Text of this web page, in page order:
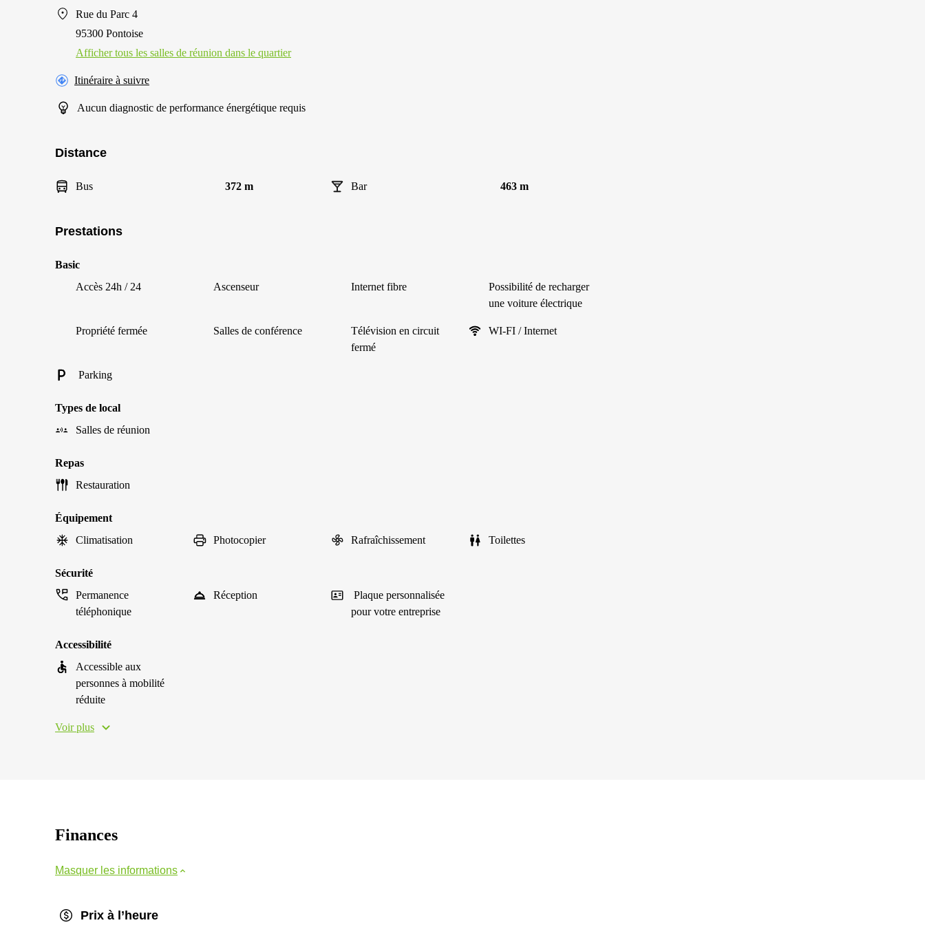
Rue du Parc 4
95300 Pontoise
Afficher tous les salles de réunion dans le quartier
Itinéraire à suivre
Aucun diagnostic de performance énergétique requis
Distance
Bus 372 m Bar 463 m
Prestations
Basic
Accès 24h / 24
Ascenseur Internet fibre
Possibilité de recharger
une voiture électrique
Propriété fermée Salles de conférence
Télévision en circuit
fermé
WI-FI / Internet
Parking
Types de local
Salles de réunion
Repas
Restauration
Équipement
Climatisation
Photocopier Rafraîchissement Toilettes
Sécurité
Permanence
téléphonique
Réception
Plaque personnalisée
pour votre entreprise
Accessibilité
Accessible aux
personnes à mobilité
réduite
Voir plus
Finances
Masquer les informations
Prix à l’heure